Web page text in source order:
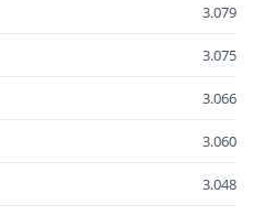
3.079
3.075
3.066
3.060
3.048